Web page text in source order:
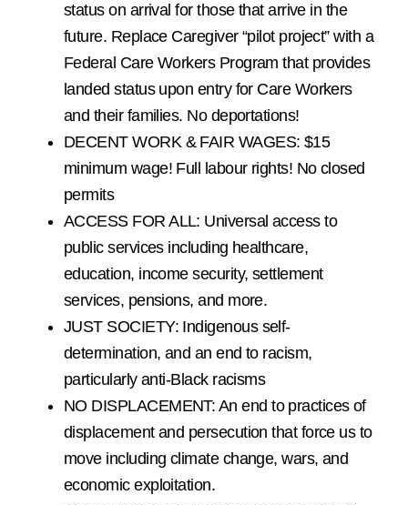
status on arrival for those that arrive in the
future. Replace Caregiver “pilot project” with a
Federal Care Workers Program that provides
landed status upon entry for Care Workers
and their families. No deportations!
DECENT WORK & FAIR WAGES: $15
minimum wage! Full labour rights! No closed
permits
ACCESS FOR ALL: Universal access to
public services including healthcare,
education, income security, settlement
services, pensions, and more.
JUST SOCIETY: Indigenous self-
determination, and an end to racism,
particularly anti-Black racisms
NO DISPLACEMENT: An end to practices of
displacement and persecution that force us to
move including climate change, wars, and
economic exploitation.